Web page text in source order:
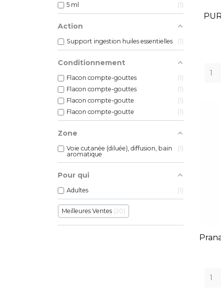
5 ml
1
Action
Support ingestion huiles essentielles 1
Conditionnement
Flacon compte-gouttes
1
Flacon compte-gouttes
1
Flacon compte-goutte
1
Flacon compte-goutte
1
Zone
Voie cutanée (diluée), diffusion, bain
aromatique
1
Pour qui
Adultes 1
Meilleures Ventes 20